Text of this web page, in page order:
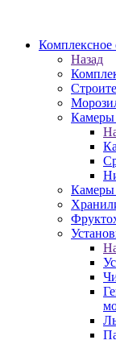
Комплексное
Назад
Камеры
Камеры